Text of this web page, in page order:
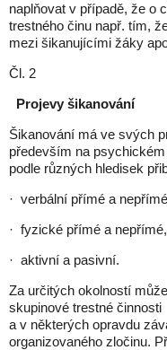
naplňovat v případě, že o
trestného činu např. tím,
mezi šikanujícími žáky
Čl. 2
Projevy šikanování
Šikanování má ve svých
především na
podle různých hledisek
· verbální přímé a
· fyzické přímé a nepřímé,
· aktivní a pasivní.
Za určitých okolností
skupinové trestné činnosti
a v některých opravdu
organizovaného zločinu.